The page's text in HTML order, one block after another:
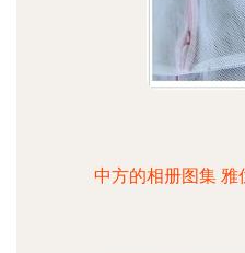
中方的相册图集 雅